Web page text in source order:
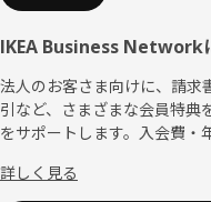
IKEA Business Network
法人のお客さま向けに、請求
引など、さまざまな会員特典
をサポートします。入会費・
詳しく見る